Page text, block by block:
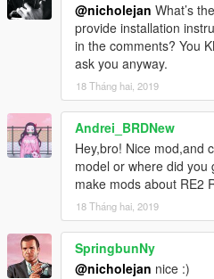
@nicholejan What’s
provide installation
in the comments? You
ask you anyway.
18 Tháng hai, 2019
Andrei_BRDNew
Hey,bro! Nice mod,and
model or where did you
make mods about RE2
18 Tháng hai, 2019
SpringbunNy
@nicholejan nice :)